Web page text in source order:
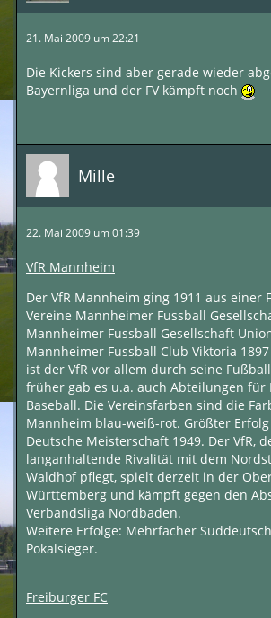
21. Mai 2009 um 22:21
Die Kickers sind aber gerade wieder
Bayernliga und der FV kämpft noch
Mille
22. Mai 2009 um 01:39
VfR Mannheim
Der VfR Mannheim ging 1911 aus einer
Vereine Mannheimer Fussball
Mannheimer Fussball Gesellschaft
Mannheimer Fussball Club Viktoria
ist der VfR vor allem durch seine
früher gab es u.a. auch Abteilungen für
Baseball. Die Vereinsfarben sind die
Mannheim blau-weiß-rot. Größter
Deutsche Meisterschaft 1949. Der VfR,
langanhaltende Rivalität mit dem
Waldhof pflegt, spielt derzeit in der
Württemberg und kämpft gegen den
Verbandsliga Nordbaden.
Weitere Erfolge: Mehrfacher
Pokalsieger.
Freiburger FC